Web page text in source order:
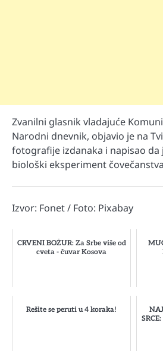
Zvanilni glasnik vladajuće
Narodni dnevnik, objavio je na
fotografije izdanaka i napisao da
biološki eksperiment
Izvor: Fonet / Foto: Pixabay
CRVENI BOŽUR: Za Srbe više od
cveta - čuvar Kosova
Rešite se peruti u 4 koraka!